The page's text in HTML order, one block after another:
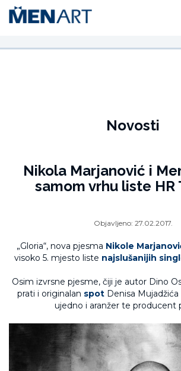
Novosti
Nikola Marjanović i
samom vrhu liste HR
Objavljeno: 27.02.2017.
„Gloria“, nova pjesma Nikole
visoko 5. mjesto liste najslušanijih
Osim izvrsne pjesme, čiji je autor Dino
prati i originalan spotDenisa
ujedno i aranžer te producent